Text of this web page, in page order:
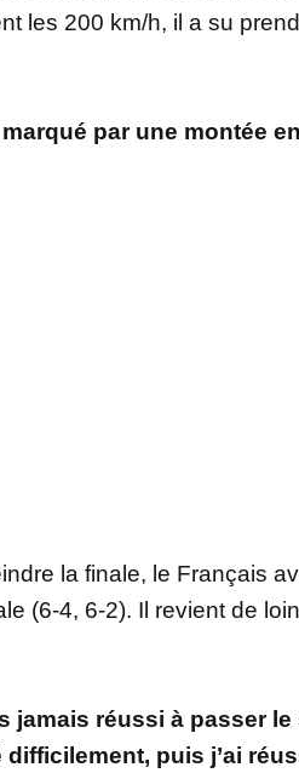
les 200 km/h, il a su
par une montée
la finale, le Français
(6-4, 6-2). Il revient de
jamais réussi à passer
difficilement, puis j’ai